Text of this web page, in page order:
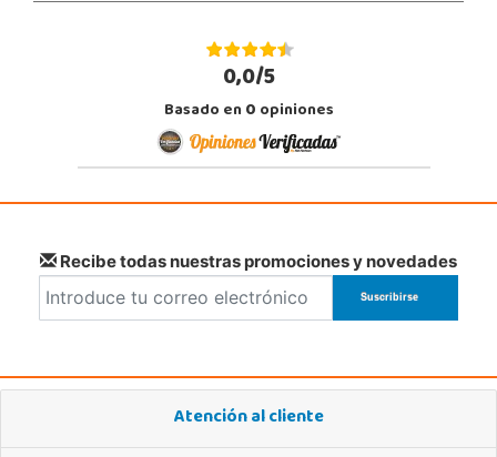
0,0/5
Basado en0opiniones
Recibe todas nuestras promociones y novedades
Atención al cliente